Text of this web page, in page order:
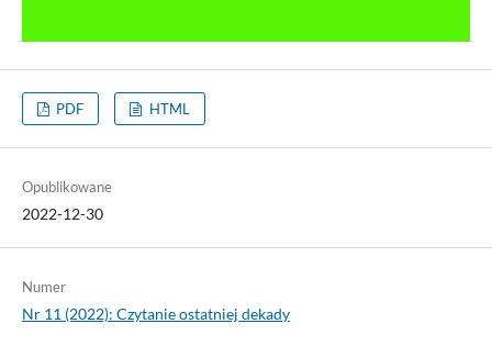
PDF HTML
Opublikowane
2022-12-30
Numer
Nr 11 (2022): Czytanie ostatniej dekady